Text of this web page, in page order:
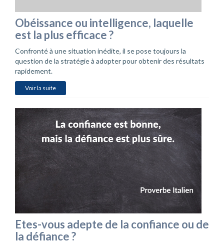
Obéissance ou intelligence, laquelle
est la plus efficace ?
Confronté à une situation inédite, il se pose toujours la
question de la stratégie à adopter pour obtenir des résultats
rapidement.
Voir la suite
Etes-vous adepte de la confiance ou de
la défiance ?